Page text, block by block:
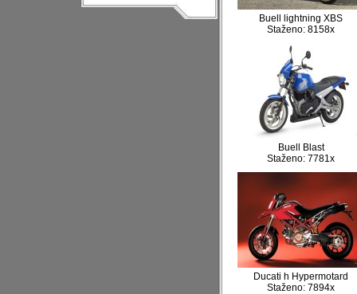
Buell lightning XBS
Staženo: 8158x
Buell Blast
Staženo: 7781x
Ducati h Hypermotard
Staženo: 7894x